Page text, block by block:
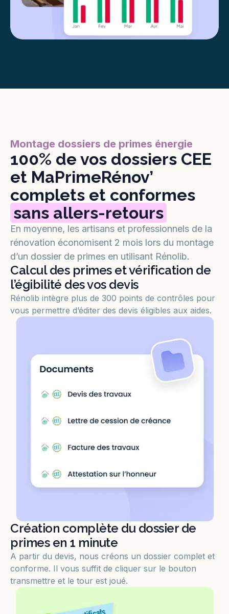
Montage dossiers de primes énergie
100% de vos dossiers CEE
et MaPrimeRénov’
complets et conformes
sans allers-retours
En moyenne, les artisans et professionnels de la
rénovation économisent 2 mois lors du montage
d’un dossier de primes en utilisant Rénolib.
Calcul des primes et vérification de
l’égibilité des vos devis
Rénolib intègre plus de 300 points de contrôles pour
vous permettre d’éditer des devis éligibles aux aides.
Création complète du dossier de
primes en 1 minute
A partir du devis, nous créons un dossier complet et
conforme. Il vous suffit de cliquer sur le bouton
transmettre et le tour est joué.